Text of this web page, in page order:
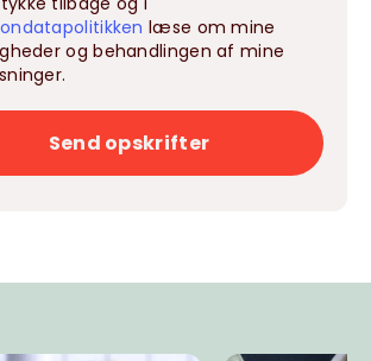
læse om mine
og behandlingen af mine
Send opskrifter